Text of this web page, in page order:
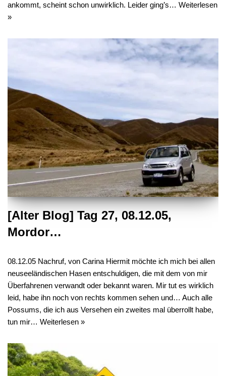
ankommt, scheint schon unwirklich. Leider ging’s… Weiterlesen
»
[Alter Blog] Tag 27, 08.12.05,
Mordor…
08.12.05 Nachruf, von Carina Hiermit möchte ich mich bei allen
neuseeländischen Hasen entschuldigen, die mit dem von mir
Überfahrenen verwandt oder bekannt waren. Mir tut es wirklich
leid, habe ihn noch von rechts kommen sehen und… Auch alle
Possums, die ich aus Versehen ein zweites mal überrollt habe,
tun mir… Weiterlesen »